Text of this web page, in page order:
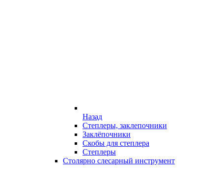
Назад
Степлеры, заклепочники
Заклёпочники
Скобы для степлера
Степлеры
Столярно слесарный инструмент